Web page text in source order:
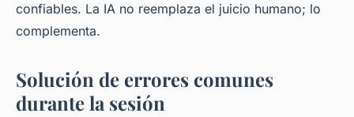
confiables. La IA no reemplaza el juicio humano; lo
complementa.
Solución de errores comunes
durante la sesión